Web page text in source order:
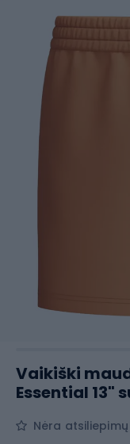
Vaikiški
Essential 13"
Nėra atsiliepimų